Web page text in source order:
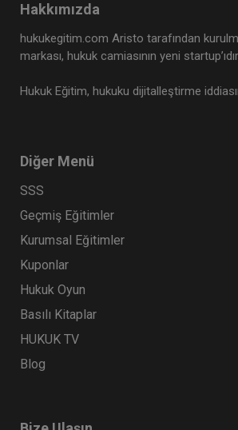
Hakkımızda
hukukegitim.com Aristo tarafından
markası, hukuk camiasının yeni
Hukuk Eğitim, hukuku dijitalleştirme
Diğer Menü
SSS
Geçmiş Eğitimler
Kurumsal Eğitimler
Kuponlar
Hukuk Oyun
Basılı Kitaplar
HUKUK TV
Blog